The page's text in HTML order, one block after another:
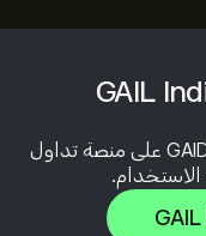
قم بإنشاء حساب eToro لشراء سهم GAID.L على منصة تداول